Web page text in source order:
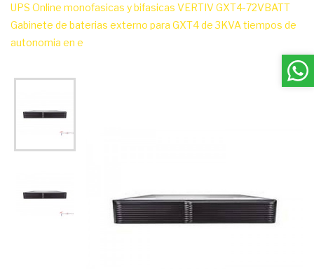
UPS Online monofasicas y bifasicas VERTIV GXT4-72VBATT
Gabinete de baterias externo para GXT4 de 3KVA tiempos de
autonomia en e